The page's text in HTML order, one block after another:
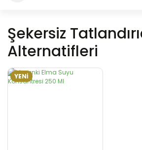
Şekersiz
Alternatifleri
YENİ